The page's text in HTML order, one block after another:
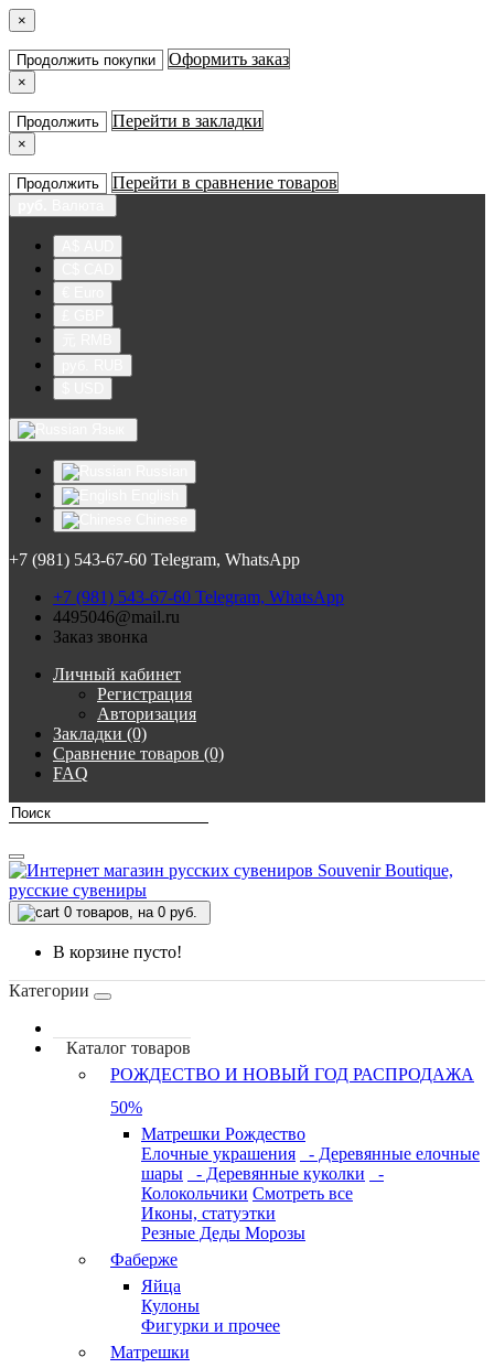
×
Продолжить покупки Оформить заказ
×
Продолжить Перейти в закладки
×
Продолжить Перейти в сравнение товаров
+7 (981) 543-67-60 Telegram, WhatsApp
+7 (981) 543-67-60 Telegram, WhatsApp
4495046@mail.ru
Заказ звонка
Личный кабинет
Регистрация
Авторизация
Закладки (0)
Сравнение товаров (0)
FAQ
0 товаров, на 0 руб.
В корзине пусто!
Категории
Каталог товаров
РОЖДЕСТВО И НОВЫЙ ГОД РАСПРОДАЖА
50%
Матрешки Рождество
Елочные украшения
- Деревянные елочные
шары
- Деревянные куколки
-
Колокольчики Смотреть все
Иконы, статуэтки
Резные Деды Морозы
Фаберже
Яйца
Кулоны
Фигурки и прочее
Матрешки